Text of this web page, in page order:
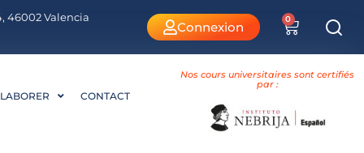
46002 Valencia
Connexion
0
CONTACT
Nos cours universitaires sont certifiés
par :